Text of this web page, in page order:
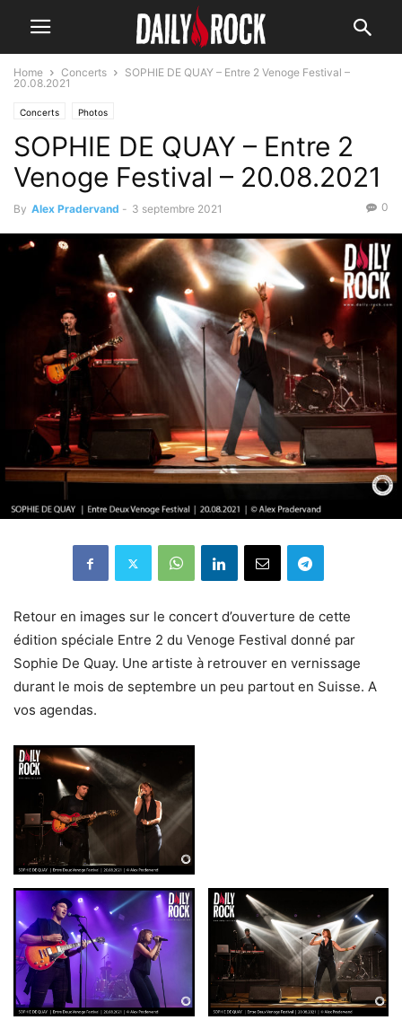
Home Concerts
SOPHIE DE QUAY – Entre 2 Venoge Festival –
20.08.2021
Concerts Photos
SOPHIE DE QUAY – Entre 2
Venoge Festival – 20.08.2021
By Alex Pradervand - 3 septembre 2021 0
Retour en images sur le concert d’ouverture de cette
édition spéciale Entre 2 du Venoge Festival donné par
Sophie De Quay. Une artiste à retrouver en vernissage
durant le mois de septembre un peu partout en Suisse. A
vos agendas.